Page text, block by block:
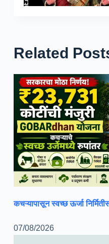
Related
कचऱ्यापासून स्वच्छ ऊर्जा
07/08/2026